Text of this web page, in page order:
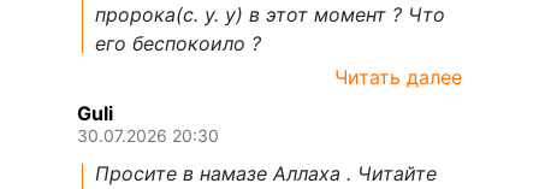
пророка(с. у. у) в этот момент ? Что
его беспокоило ?
Читать далее
Guli
30.07.2026 20:30
Просите в намазе Аллаха . Читайте